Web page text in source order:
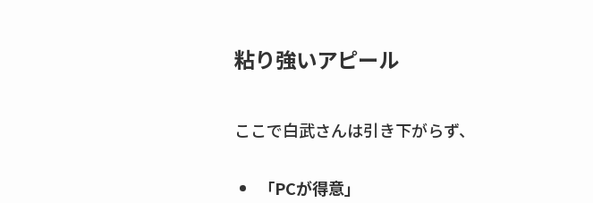
粘り強いアピール
ここで白武さんは引き下がらず、
「PCが得意」